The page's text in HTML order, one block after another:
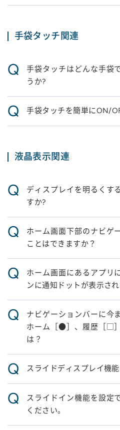
手袋タッチ関連
Q
手袋タッチはどんな手袋
うか?
Q 手袋タッチを簡単にON/
液晶表示関連
Q
ディスプレイを明るくす
すか?
Q
ホーム画面下部のナビゲ
ことはできますか？
Q
ホーム画面にあるアプリ
ンに通知ドットが表示され
Q
ナビゲーションバーに今
ホーム［●］、履歴［□
は？
Q スライドディスプレイ機
Q
スライドイン機能を設定
ください。